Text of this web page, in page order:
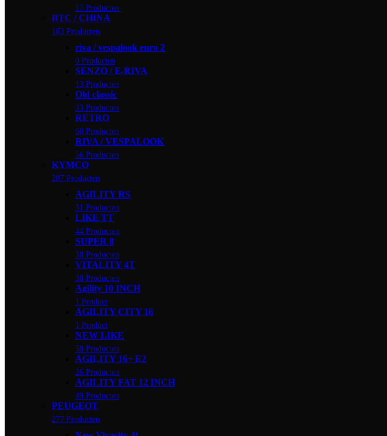
17 Producten
BTC / CHINA
163 Producten
riva / vespalook euro 2
0 Producten
SENZO / E-RIVA
13 Producten
Old classic
33 Producten
RETRO
60 Producten
RIVA / VESPALOOK
56 Producten
KYMCO
287 Producten
AGILITY RS
31 Producten
LIKE TT
44 Producten
SUPER 8
38 Producten
VITALITY 4T
38 Producten
Agility 10 INCH
1 Product
AGILITY CITY 16
1 Product
NEW LIKE
58 Producten
AGILITY 16+ E2
26 Producten
AGILITY FAT 12 INCH
49 Producten
PEUGEOT
277 Producten